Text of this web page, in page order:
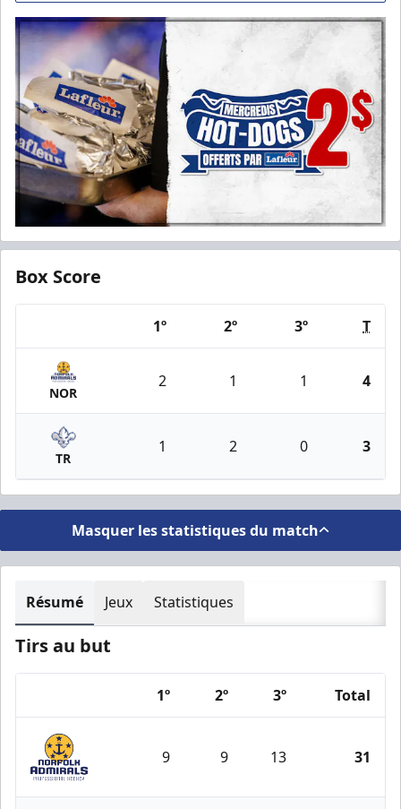
Box Score
1º 2º 3º T
NOR
2 1 1 4
TR
1 2 0 3
Masquer les statistiques du match
Résumé Jeux Statistiques
Tirs au but
1º 2º 3º Total
Norfolk Admirals
9 9 13 31